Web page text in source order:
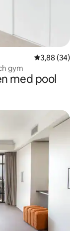
3,88 av 5 i
3,88 (34)
gym
med pool